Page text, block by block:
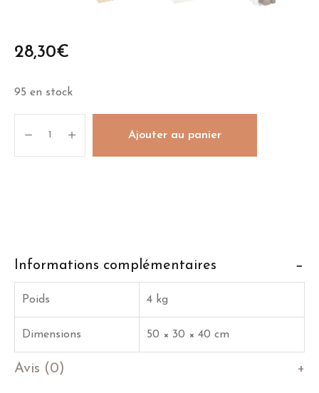
28,30€
95 en stock
Boite
fond
flammé
et
panneau
central
blanc
LONGUEUR
Ajouter au panier
Informations complémentaires
Poids 4 kg
Dimensions 50 × 30 × 40 cm
Avis (0)